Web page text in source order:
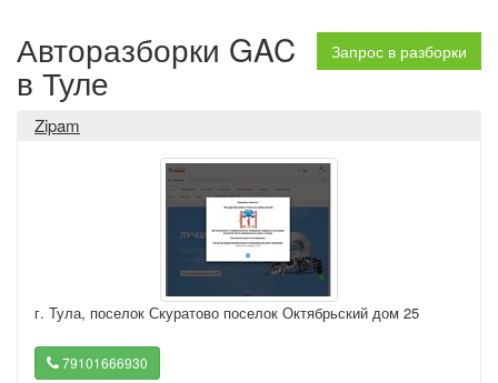
Запрос в разборки
Авторазборки GAC
в Туле
Zipam
г. Тула, поселок Скуратово поселок Октябрьский дом 25
79101666930